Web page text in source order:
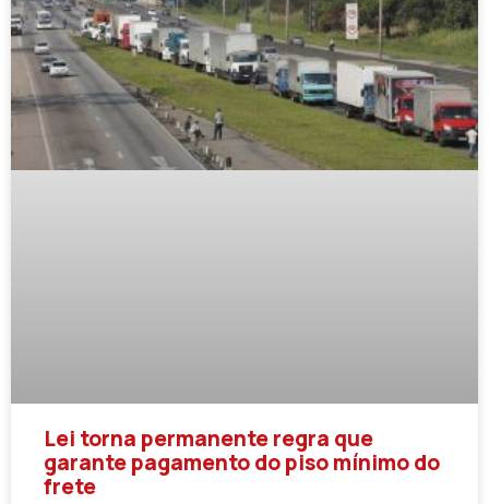
Lei torna permanente regra que
garante pagamento do piso mínimo do
frete